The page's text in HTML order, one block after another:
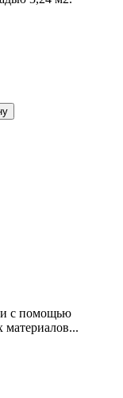
с помощью
материалов...